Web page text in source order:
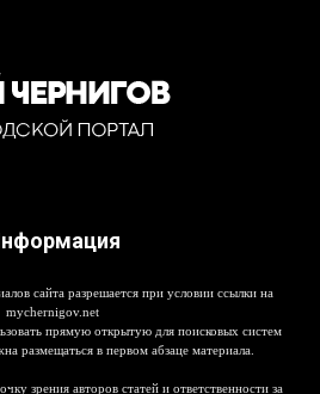
сайта разрешается при условии ссылки на
mychernigov.net
прямую открытую для поисковых систем
размещаться в первом абзаце материала.
зрения авторов статей и ответственности за